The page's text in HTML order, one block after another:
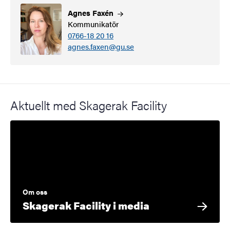
Agnes Faxén
Kommunikatör
0766-18 20 16
agnes.faxen@gu.se
Aktuellt med Skagerak Facility
Om oss
Skagerak Facility i media